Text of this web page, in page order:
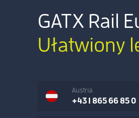
GATX Rail
Ułatwiony
Austria
+43 1 865 66 85 0